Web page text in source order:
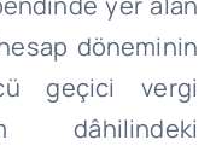
döneminin
geçici vergi
dâhilindeki